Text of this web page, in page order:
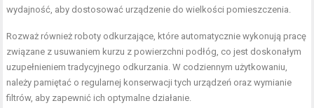
wydajność, aby dostosować urządzenie do wielkości pomieszczenia.
Rozważ również roboty odkurzające, które automatycznie wykonują pracę
związane z usuwaniem kurzu z powierzchni podłóg, co jest doskonałym
uzupełnieniem tradycyjnego odkurzania. W codziennym użytkowaniu,
należy pamiętać o regularnej konserwacji tych urządzeń oraz wymianie
filtrów, aby zapewnić ich optymalne działanie.